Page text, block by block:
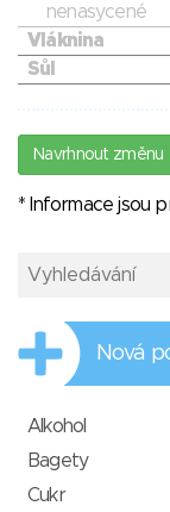
nenasycené
Vláknina
Sůl
Navrhnout změnu
* Informace jsou
Nová
Alkohol
Bagety
Cukr